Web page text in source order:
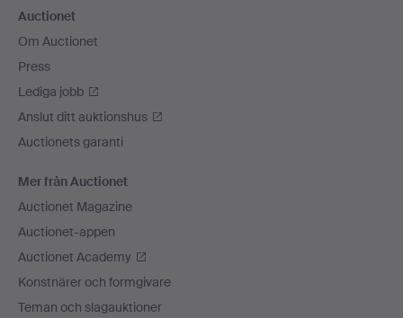
Auctionet
Om Auctionet
Press
Lediga jobb
Anslut ditt auktionshus
Auctionets garanti
Mer från Auctionet
Auctionet Magazine
Auctionet-appen
Auctionet Academy
Konstnärer och formgivare
Teman och slagauktioner